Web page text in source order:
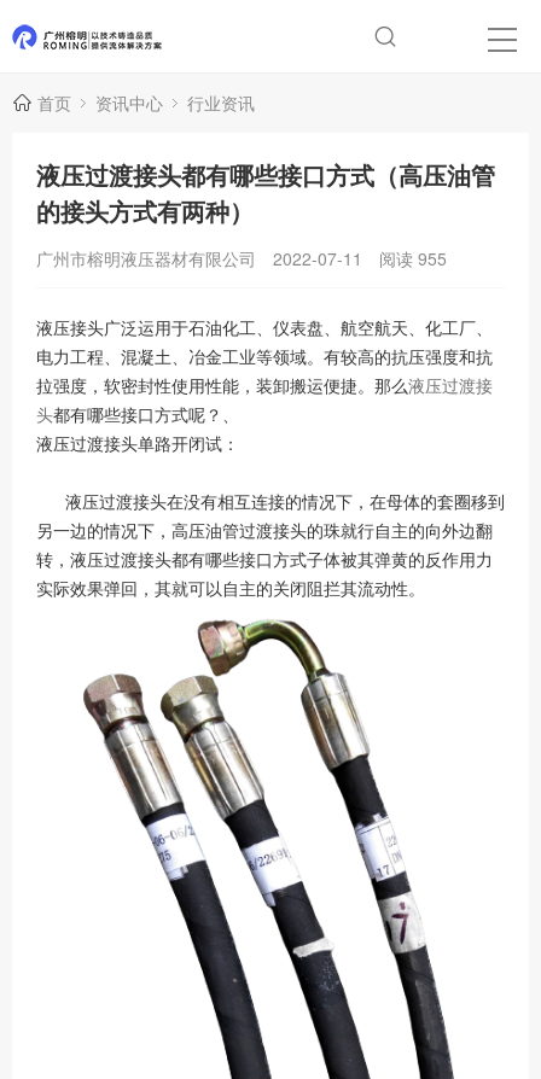
首页 资讯中心 行业资讯
液压过渡接头都有哪些接口方式（高压油管
的接头方式有两种）
广州市榕明液压器材有限公司 2022-07-11 阅读 955
液压接头广泛运用于石油化工、仪表盘、航空航天、化工厂、
电力工程、混凝土、冶金工业等领域。有较高的抗压强度和抗
拉强度，软密封性使用性能，装卸搬运便捷。那么液压过渡接
头都有哪些接口方式呢？、
液压过渡接头单路开闭试：
液压过渡接头在没有相互连接的情况下，在母体的套圈移到
另一边的情况下，高压油管过渡接头的珠就行自主的向外边翻
转，液压过渡接头都有哪些接口方式子体被其弹黄的反作用力
实际效果弹回，其就可以自主的关闭阻拦其流动性。